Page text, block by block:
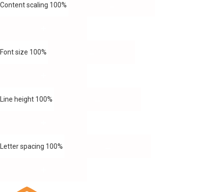
Content scaling 100%
Font size 100%
Line height 100%
Letter spacing 100%